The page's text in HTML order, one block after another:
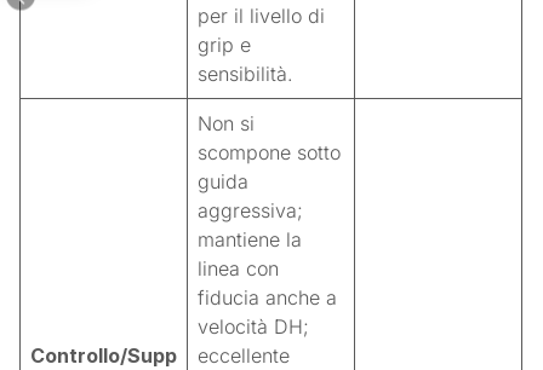
per il livello di
grip e
sensibilità.
Controllo/Supp
Non si
scompone sotto
guida
aggressiva;
mantiene la
linea con
fiducia anche a
velocità DH;
eccellente